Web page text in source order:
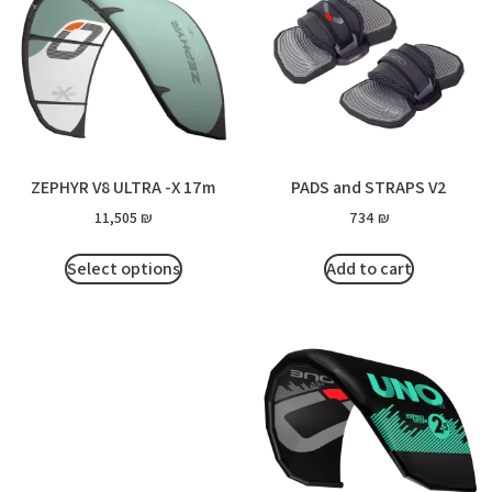
PADS and STRAPS V2
734 ₪
Add to cart
ZEPHYR V8 ULTRA -X 17m
11,505 ₪
Select options